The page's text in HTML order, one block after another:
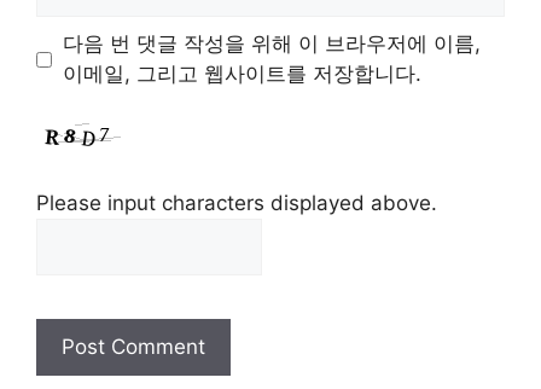
다음 번 댓글 작성을 위해 이 브라우저에 이름,
이메일, 그리고 웹사이트를 저장합니다.
Please input characters displayed above.